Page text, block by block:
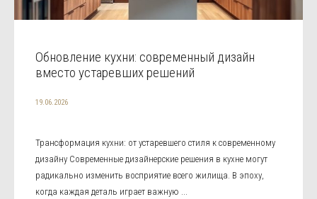
Обновление кухни: современный дизайн
вместо устаревших решений
19.06.2026
Трансформация кухни: от устаревшего стиля к современному
дизайну Современные дизайнерские решения в кухне могут
радикально изменить восприятие всего жилища. В эпоху,
когда каждая деталь играет важную ...